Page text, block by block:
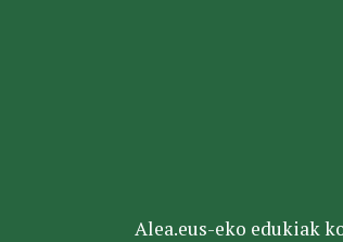
Alea.eus-eko edukiak